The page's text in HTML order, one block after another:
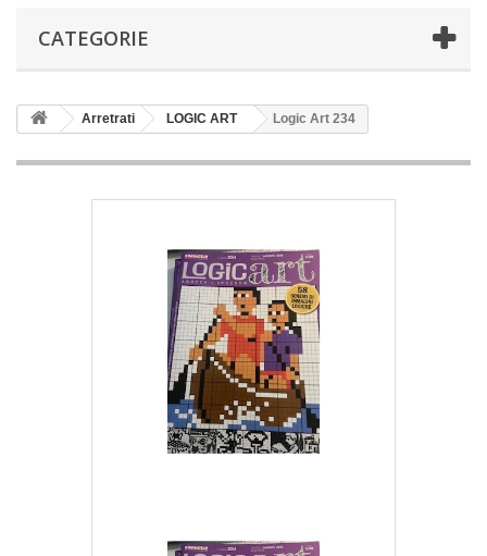
CATEGORIE
Arretrati LOGIC ART Logic Art 234